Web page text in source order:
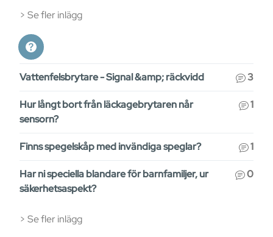
Se fler inlägg
Vattenfelsbrytare - Signal &amp; räckvidd 3
Hur långt bort från läckagebrytaren når
sensorn?
1
Finns spegelskåp med invändiga speglar? 1
Har ni speciella blandare för barnfamiljer, ur
säkerhetsaspekt?
0
Se fler inlägg